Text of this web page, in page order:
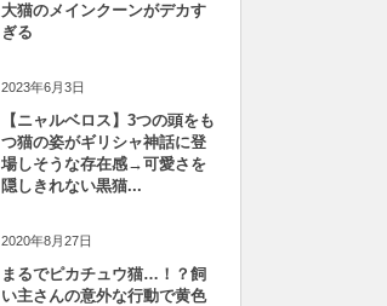
大猫のメインクーンがデカす
ぎる
2023年6月3日
【ニャルベロス】3つの頭をも
つ猫の姿がギリシャ神話に登
場しそうな存在感→可愛さを
隠しきれない黒猫...
2020年8月27日
まるでピカチュウ猫…！？飼
い主さんの意外な行動で黄色